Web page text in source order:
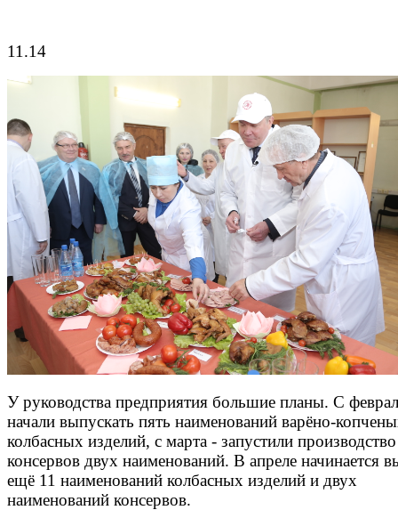
11.14
У руководства предприятия большие планы. С
начали выпускать пять наименований варёно-
колбасных изделий, с марта - запустили производство
консервов двух наименований. В апреле начинается
ещё 11 наименований колбасных изделий и двух
наименований консервов.